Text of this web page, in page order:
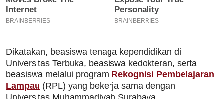
Dikatakan, beasiswa tenaga kependidikan di
Universitas Terbuka, beasiswa kedokteran, serta
beasiswa melalui program Rekognisi Pembelajaran
Lampau (RPL) yang bekerja sama dengan